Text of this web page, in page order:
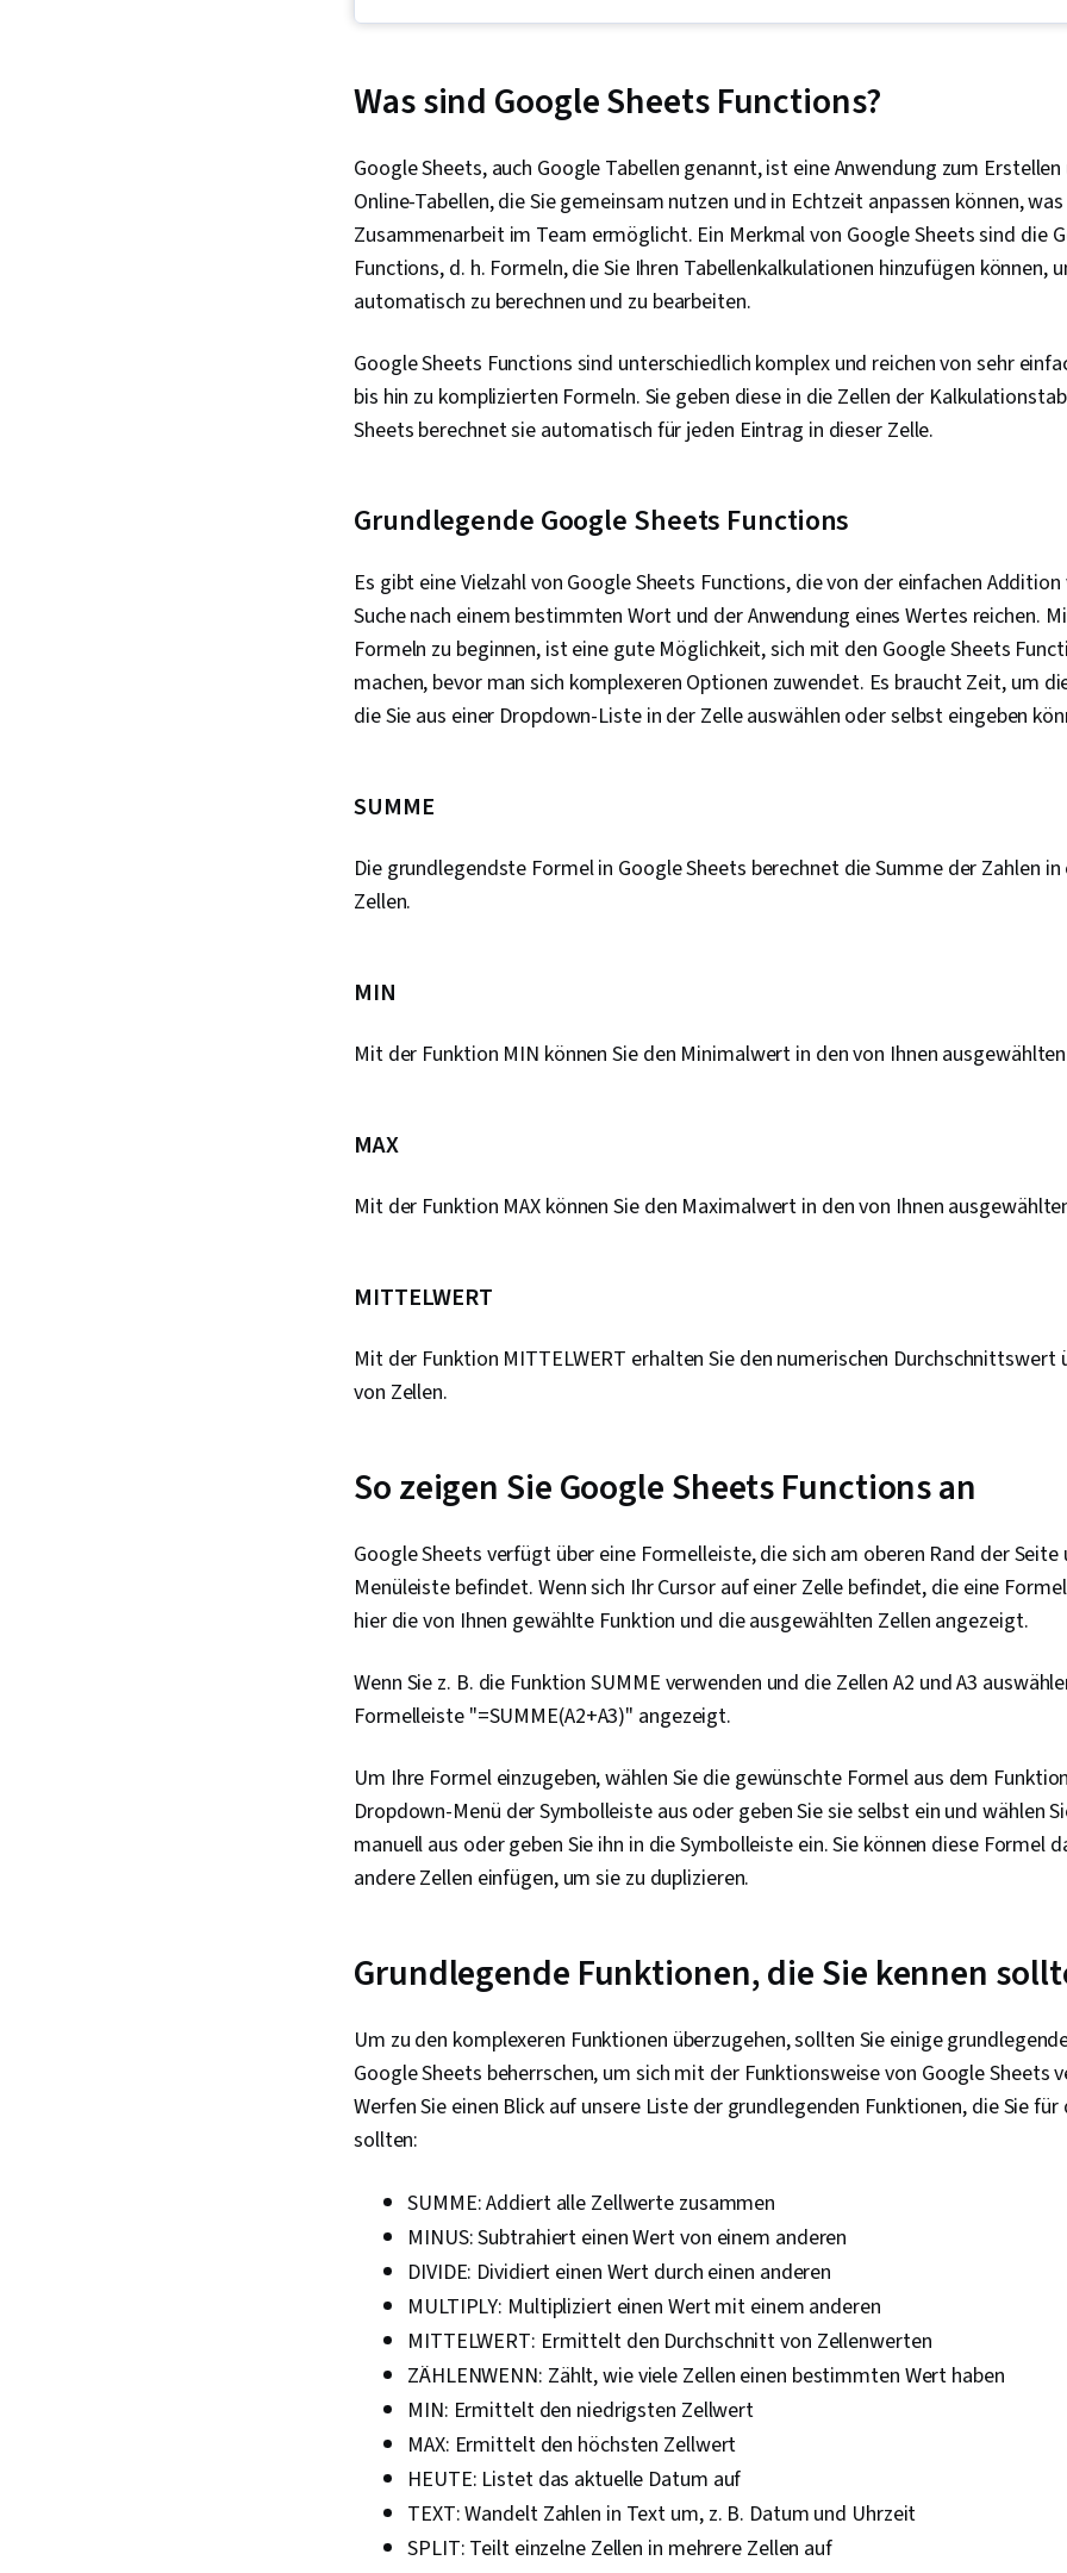
Statistik,
Statistische
Analyse,
Analytik,
Prompt
Schnelles
Präsenz,
Business-
Was sind Google Sheets Functions?
Google Sheets, auch Google Tabellen genannt, ist eine Anwendung zum Erstellen
Online-Tabellen, die Sie gemeinsam nutzen und in Echtzeit anpassen können,
Zusammenarbeit im Team ermöglicht. Ein Merkmal von Google Sheets sind die
Functions, d. h. Formeln, die Sie Ihren Tabellenkalkulationen hinzufügen können,
automatisch zu berechnen und zu bearbeiten.
Google Sheets Functions sind unterschiedlich komplex und reichen von sehr
bis hin zu komplizierten Formeln. Sie geben diese in die Zellen der
Sheets berechnet sie automatisch für jeden Eintrag in dieser Zelle.
Grundlegende Google Sheets Functions
Es gibt eine Vielzahl von Google Sheets Functions, die von der einfachen
Suche nach einem bestimmten Wort und der Anwendung eines Wertes reichen.
Formeln zu beginnen, ist eine gute Möglichkeit, sich mit den Google Sheets
machen, bevor man sich komplexeren Optionen zuwendet. Es braucht Zeit, um
die Sie aus einer Dropdown-Liste in der Zelle auswählen oder selbst eingeben
SUMME
Die grundlegendste Formel in Google Sheets berechnet die Summe der Zahlen
Zellen.
MIN
Mit der Funktion MIN können Sie den Minimalwert in den von Ihnen
MAX
Mit der Funktion MAX können Sie den Maximalwert in den von Ihnen
MITTELWERT
Mit der Funktion MITTELWERT erhalten Sie den numerischen Durchschnittswert
von Zellen.
So zeigen Sie Google Sheets Functions an
Google Sheets verfügt über eine Formelleiste, die sich am oberen Rand der
Menüleiste befindet. Wenn sich Ihr Cursor auf einer Zelle befindet, die eine
hier die von Ihnen gewählte Funktion und die ausgewählten Zellen angezeigt.
Wenn Sie z. B. die Funktion SUMME verwenden und die Zellen A2 und A3
Formelleiste "=SUMME(A2+A3)" angezeigt.
Um Ihre Formel einzugeben, wählen Sie die gewünschte Formel aus dem
Dropdown-Menü der Symbolleiste aus oder geben Sie sie selbst ein und wählen
manuell aus oder geben Sie ihn in die Symbolleiste ein. Sie können diese Formel
andere Zellen einfügen, um sie zu duplizieren.
Grundlegende Funktionen, die Sie kennen
Um zu den komplexeren Funktionen überzugehen, sollten Sie einige
Google Sheets beherrschen, um sich mit der Funktionsweise von Google Sheets
Werfen Sie einen Blick auf unsere Liste der grundlegenden Funktionen, die Sie für
sollten:
SUMME: Addiert alle Zellwerte zusammen
MINUS: Subtrahiert einen Wert von einem anderen
DIVIDE: Dividiert einen Wert durch einen anderen
MULTIPLY: Multipliziert einen Wert mit einem anderen
MITTELWERT: Ermittelt den Durchschnitt von Zellenwerten
ZÄHLENWENN: Zählt, wie viele Zellen einen bestimmten Wert haben
MIN: Ermittelt den niedrigsten Zellwert
MAX: Ermittelt den höchsten Zellwert
HEUTE: Listet das aktuelle Datum auf
TEXT: Wandelt Zahlen in Text um, z. B. Datum und Uhrzeit
SPLIT: Teilt einzelne Zellen in mehrere Zellen auf